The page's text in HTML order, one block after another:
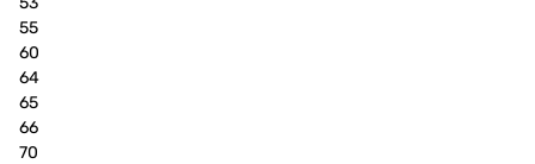
55
60
64
65
66
70